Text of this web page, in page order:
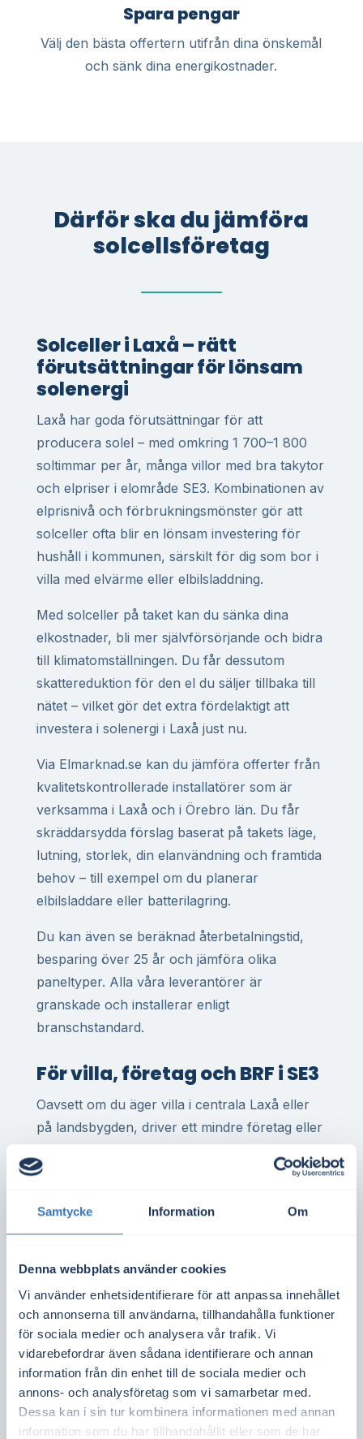
Samtycke Information Om
Denna webbplats använder cookies
Vi använder enhetsidentifierare för att anpassa innehållet
och annonserna till användarna, tillhandahålla funktioner
för sociala medier och analysera vår trafik. Vi
vidarebefordrar även sådana identifierare och annan
information från din enhet till de sociala medier och
annons- och analysföretag som vi samarbetar med.
Dessa kan i sin tur kombinera informationen med annan
information som du har tillhandahållit eller som de har
Spara pengar
Välj den bästa offertern utifrån dina önskemål
och sänk dina energikostnader.
Därför ska du jämföra
solcellsföretag
Solceller i Laxå – rätt
förutsättningar för lönsam
solenergi
Laxå har goda förutsättningar för att
producera solel – med omkring 1 700–1 800
soltimmar per år, många villor med bra takytor
och elpriser i elområde SE3. Kombinationen av
elprisnivå och förbrukningsmönster gör att
solceller ofta blir en lönsam investering för
hushåll i kommunen, särskilt för dig som bor i
villa med elvärme eller elbilsladdning.
Med solceller på taket kan du sänka dina
elkostnader, bli mer självförsörjande och bidra
till klimatomställningen. Du får dessutom
skattereduktion för den el du säljer tillbaka till
nätet – vilket gör det extra fördelaktigt att
investera i solenergi i Laxå just nu.
Via Elmarknad.se kan du jämföra offerter från
kvalitetskontrollerade installatörer som är
verksamma i Laxå och i Örebro län. Du får
skräddarsydda förslag baserat på takets läge,
lutning, storlek, din elanvändning och framtida
behov – till exempel om du planerar
elbilsladdare eller batterilagring.
Du kan även se beräknad återbetalningstid,
besparing över 25 år och jämföra olika
paneltyper. Alla våra leverantörer är
granskade och installerar enligt
branschstandard.
För villa, företag och BRF i SE3
Oavsett om du äger villa i centrala Laxå eller
på landsbygden, driver ett mindre företag eller
stor potential att minska elkostnaderna med
med bra takförutsättningar för både
Solceller i elområde SE3 innebär att varje
kilowattimme du producerar ofta är mer värd
än i södra Sverige där elpriset ibland är lägre.
Det ger bättre kalkyler och snabbare
återbetalningstid.
Vill du ta reda på om ditt tak är lämpligt för
solceller?Gör en kostnadsfri offertförfrågan